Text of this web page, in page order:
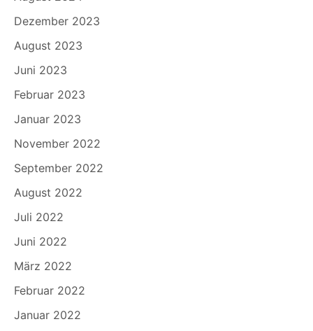
Dezember 2023
August 2023
Juni 2023
Februar 2023
Januar 2023
November 2022
September 2022
August 2022
Juli 2022
Juni 2022
März 2022
Februar 2022
Januar 2022